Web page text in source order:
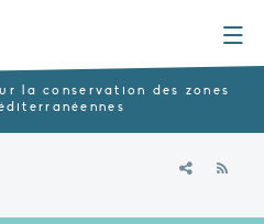
la conservation des zones